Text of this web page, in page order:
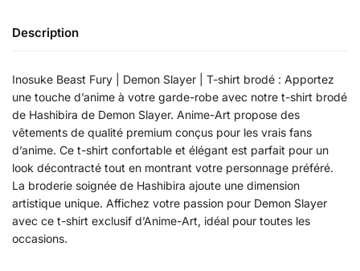
Description
Inosuke Beast Fury | Demon Slayer | T-shirt brodé : Apportez
une touche d’anime à votre garde-robe avec notre t-shirt brodé
de Hashibira de Demon Slayer. Anime-Art propose des
vêtements de qualité premium conçus pour les vrais fans
d’anime. Ce t-shirt confortable et élégant est parfait pour un
look décontracté tout en montrant votre personnage préféré.
La broderie soignée de Hashibira ajoute une dimension
artistique unique. Affichez votre passion pour Demon Slayer
avec ce t-shirt exclusif d’Anime-Art, idéal pour toutes les
occasions.